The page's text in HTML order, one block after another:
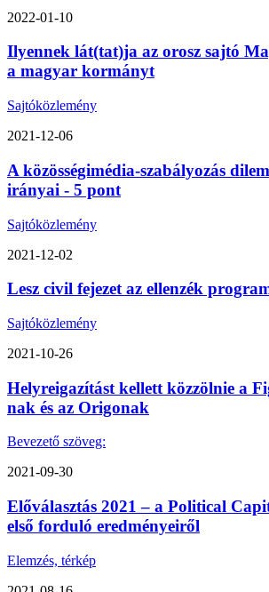
2022-01-10
Ilyennek lát(tat)ja az orosz sajtó
a magyar kormányt
Sajtóközlemény
2021-12-06
A közösségimédia-szabályozás
irányai - 5 pont
Sajtóközlemény
2021-12-02
Lesz civil fejezet az ellenzék
Sajtóközlemény
2021-10-26
Helyreigazítást kellett közzölnie a
nak és az Origonak
Bevezető szöveg:
2021-09-30
Előválasztás 2021 – a Political
első forduló eredményeiről
Elemzés, térkép